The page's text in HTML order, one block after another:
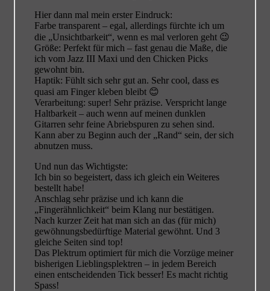
Hier dann mal mein erster Eindruck:
Farbe transparent – egal, allerdings fürchte ich um
die „Unsichtbarkeit“, wenn es mal verloren geht 😉
Größe: Perfekt für mich – fast genau die Maße, die
ich vom Jazz III Maxi und den Chicken Picks
gewohnt bin.
Haptik: Fühlt sich sehr gut an. Sehr cool, dass es
quasi am Finger kleben bleibt 😊
Verarbeitung: super! Sehr präzise. Verspricht lange
Haltbarkeit – auch wenn auf meinen dunklen
Gitarren sehr feine Abriebspuren zu sehen sind.
Kann aber zu Beginn auch der „Rand“ sein, der sich
abnutzen muss.
Und nun das Wichtigste:
Ich bin so begeistert, dass ich gleich ein Weiteres
bestellt habe!
Anschlag sehr präzise und ich kann die
„Fingerähnlichkeit“ beim Klang nur bestätigen.
Nach kurzer Zeit hat man sich an das (für mich)
gewöhnungsbedürftige Material gewöhnt. Und 3
gleiche Seiten sind top!
Das Plektrum optimiert für mich die Vorzüge meiner
bisherigen Lieblingsplektren – in jedem Bereich
einen entscheidenden Tick besser! Es macht richtig
Spass!